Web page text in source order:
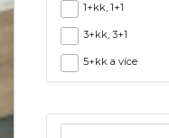
1+kk, 1+1
3+kk, 3+1
5+kk a více